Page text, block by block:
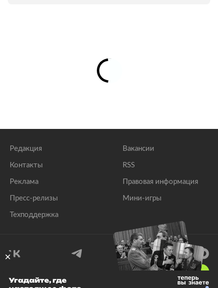
Редакция
Контакты
Реклама
Пресс-релизы
Техподдержка
Вакансии
RSS
Правовая информация
Мини-игры
© 1999–2026 Все права защищены.
Угадайте, где